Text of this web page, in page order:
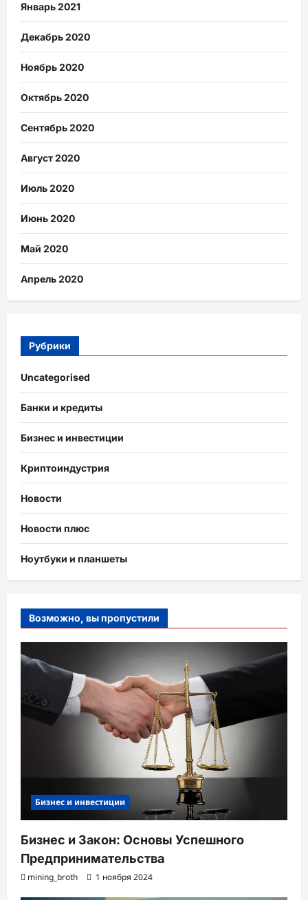
Январь 2021
Декабрь 2020
Ноябрь 2020
Октябрь 2020
Сентябрь 2020
Август 2020
Июль 2020
Июнь 2020
Май 2020
Апрель 2020
Рубрики
Uncategorised
Банки и кредиты
Бизнес и инвестиции
Криптоиндустрия
Новости
Новости плюс
Ноутбуки и планшеты
Возможно, вы пропустили
Бизнес и инвестиции
Бизнес и Закон: Основы Успешного
Предпринимательства
mining_broth 1 ноября 2024